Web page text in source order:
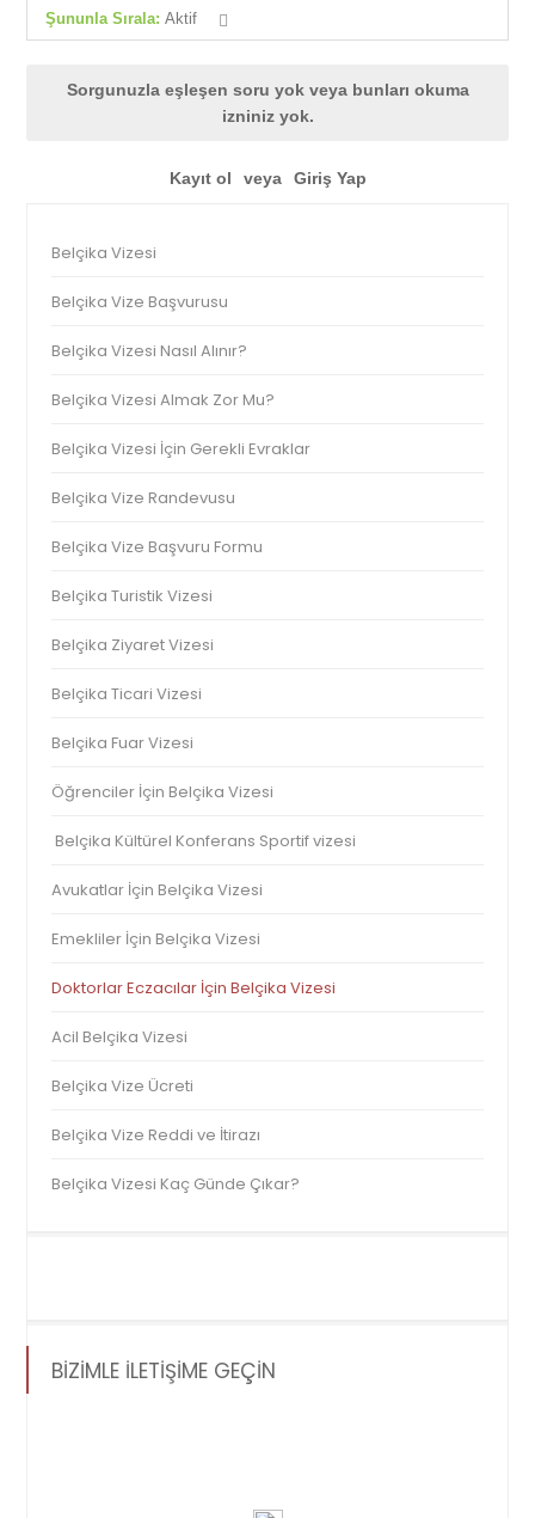
Şununla Sırala:Aktif
Sorgunuzla eşleşen soru yok veya bunları okuma
izniniz yok.
Kayıt ol veya Giriş Yap
Belçika Vizesi
Belçika Vize Başvurusu
Belçika Vizesi Nasıl Alınır?
Belçika Vizesi Almak Zor Mu?
Belçika Vizesi İçin Gerekli Evraklar
Belçika Vize Randevusu
Belçika Vize Başvuru Formu
Belçika Turistik Vizesi
Belçika Ziyaret Vizesi
Belçika Ticari Vizesi
Belçika Fuar Vizesi
Öğrenciler İçin Belçika Vizesi
Belçika Kültürel Konferans Sportif vizesi
Avukatlar İçin Belçika Vizesi
Emekliler İçin Belçika Vizesi
Doktorlar Eczacılar İçin Belçika Vizesi
Acil Belçika Vizesi
Belçika Vize Ücreti
Belçika Vize Reddi ve İtirazı
Belçika Vizesi Kaç Günde Çıkar?
BİZİMLE İLETİŞİME GEÇİN